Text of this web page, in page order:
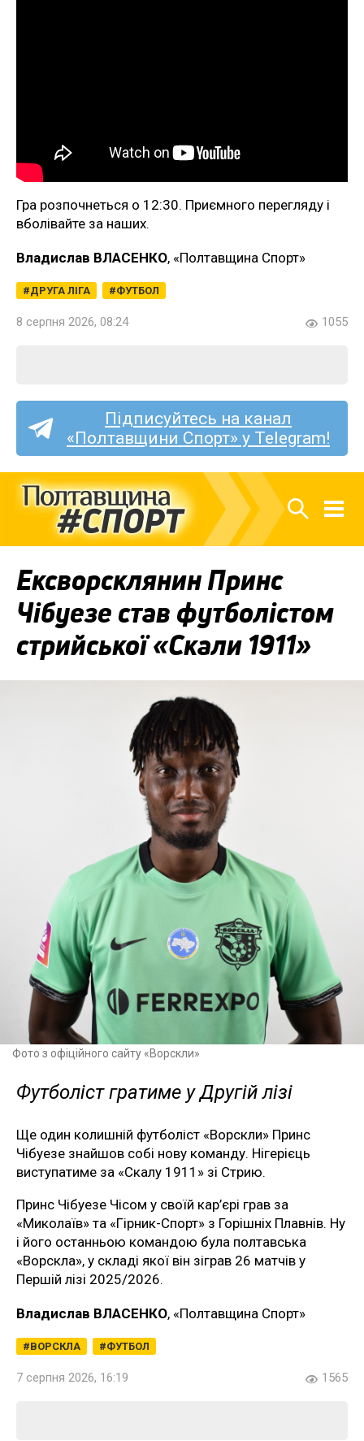
Гра розпочнеться о 12:30. Приємного перегляду і
вболівайте за наших.
Владислав ВЛАСЕНКО, «Полтавщина Спорт»
ДРУГА ЛІГА ФУТБОЛ
8 серпня 2026, 08:24 1055
Підписуйтесь на канал
«Полтавщини Спорт» у Telegram!
Ексворсклянин Принс
Чібуезе став футболістом
стрийської «Скали 1911»
Фото з офіційного сайту «Ворскли»
Футболіст гратиме у Другій лізі
Ще один колишній футболіст «Ворскли» Принс
Чібуезе знайшов собі нову команду. Нігерієць
виступатиме за «Скалу 1911» зі Стрию.
Принс Чібуезе Чісом у своїй кар’єрі грав за
«Миколаїв» та «Гірник-Спорт» з Горішніх Плавнів. Ну
і його останньою командою була полтавська
«Ворскла», у складі якої він зіграв 26 матчів у
Першій лізі 2025/2026.
Владислав ВЛАСЕНКО, «Полтавщина Спорт»
ВОРСКЛА ФУТБОЛ
7 серпня 2026, 16:19 1565